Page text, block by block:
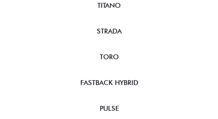
TITANO
STRADA
TORO
FASTBACK HYBRID
PULSE